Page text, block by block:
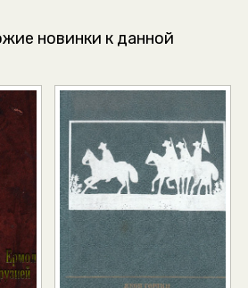
Дорога к Бородину
Дорога к Бородину
Дорога к Бородину
Дорога к Бородину
Дорога к Бородину
Дорога к Бородину
к Бородину
новинки к данной